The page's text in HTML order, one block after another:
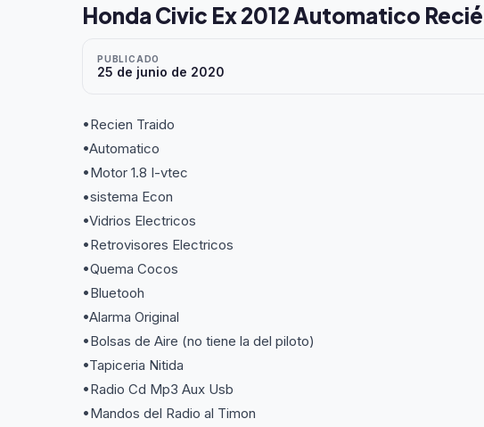
Honda Civic Ex 2012 Automatico
PUBLICADO
25 de junio de 2020
•Recien Traido
•Automatico
•Motor 1.8 I-vtec
•sistema Econ
•Vidrios Electricos
•Retrovisores Electricos
•Quema Cocos
•Bluetooh
•Alarma Original
•Bolsas de Aire (no tiene la del piloto)
•Tapiceria Nitida
•Radio Cd Mp3 Aux Usb
•Mandos del Radio al Timon